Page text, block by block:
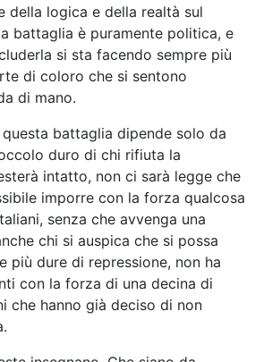
della logica e della realtà sul
battaglia è puramente politica, e
si sta facendo sempre più
di coloro che si sentono
di mano.
questa battaglia dipende solo da
duro di chi rifiuta la
intatto, non ci sarà legge che
imporre con la forza qualcosa
senza che avvenga una
chi si auspica che si possa
più dure di repressione, non ha
con la forza di una decina di
che hanno già deciso di non